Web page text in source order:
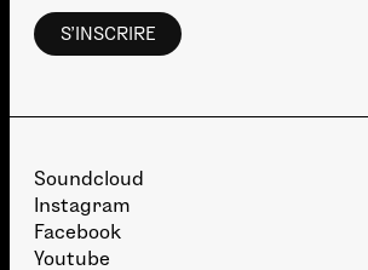
Soundcloud
Instagram
Facebook
Youtube